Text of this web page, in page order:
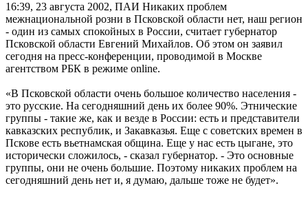
16:39, 23 августа 2002, ПАИ Никаких проблем
межнациональной розни в Псковской области нет, наш регион
- один из самых спокойных в России, считает губернатор
Псковской области Евгений Михайлов. Об этом он заявил
сегодня на пресс-конференции, проводимой в Москве
агентством РБК в режиме online.
«В Псковской области очень большое количество населения -
это русские. На сегодняшний день их более 90%. Этнические
группы - такие же, как и везде в России: есть и представители
кавказских республик, и Закавказья. Еще с советских времен в
Пскове есть вьетнамская община. Еще у нас есть цыгане, это
исторически сложилось, - сказал губернатор. - Это основные
группы, они не очень большие. Поэтому никаких проблем на
сегодняшний день нет и, я думаю, дальше тоже не будет».